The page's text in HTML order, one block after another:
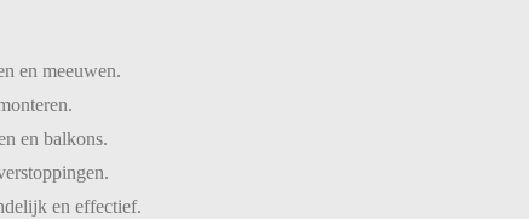
en meeuwen.
en balkons.
en effectief.